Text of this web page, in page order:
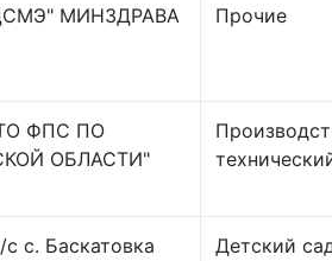
МИНЗДРАВА
Прочие
ФПС ПО
ОБЛАСТИ"
с. Баскатовка
Детский